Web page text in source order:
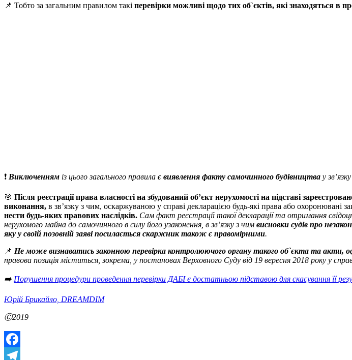
📌 Тобто за загальним правилом такі перевірки можливі щодо тих об`єктів, які знаходяться в
❗️ Виключенням із цього загального правила є виявлення факту самочинного будівництва у
🎯 Після реєстрації права власності на збудований об’єкт нерухомості на підставі
виконання, в зв’язку з чим, оскаржуваною у справі декларацією будь-які права або охоронювані
нести будь-яких правових наслідків. Сам факт реєстрації такої декларації та отримання
нерухомого майна до самочинного в силу його узаконення, в зв’язку з чим висновки судів про
яку у своїй позовній заяві посилається скаржник також є правомірними.
📌 Не може визнаватись законною перевірка контролюючого органу такого об`єкта та акти,
правова позиція міститься, зокрема, у постановах Верховного Суду від 19 вересня 2018 року у
➡️ Порушення процедури проведення перевірки ДАБІ є достатньою підставою для скасування її
Юрій Брикайло, DREAMDIM
Ⓒ2019
Facebook